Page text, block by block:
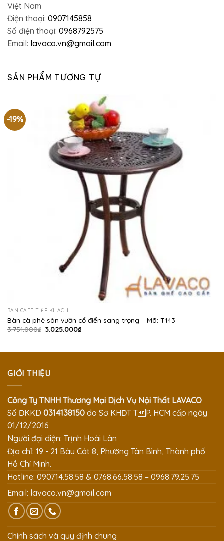
Việt Nam
Điện thoại: 0907145858
Số điện thoại: 0968792575
Email: lavaco.vn@gmail.com
SẢN PHẨM TƯƠNG TỰ
-19%
BÀN CAFE TIẾP KHÁCH
Bàn cà phê sân vườn cổ điển sang trọng – Mã: T143
3.751.000₫ Giá
3.025.000₫Giá
3.025.000₫.
GIỚI THIỆU
Công Ty TNHH Thương Mại Dịch Vụ Nội Thất LAVACO
Số ĐKKD 0314138150 do Sở KHĐT TP. HCM cấp ngày
01/12/2016
Người đại diện: Trịnh Hoài Lân
Địa chỉ: 19 - 21 Bàu Cát 8, Phường Tân Bình, Thành phố
Hồ Chí Minh.
Hotline: 0907.14.58.58 & 0768.66.58.58 – 0968.79.25.75
Email: lavaco.vn@gmail.com
Chính sách và quy định chung